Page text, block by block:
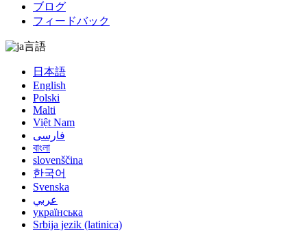
ブログ
フィードバック
言語
日本語
English
Polski
Malti
Việt Nam
فارسی
বাংলা
slovenščina
한국어
Svenska
عربي
українська
Srbija jezik (latinica)